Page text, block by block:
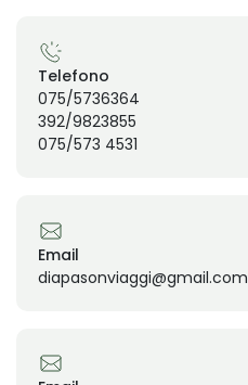
Telefono
075/5736364
392/9823855
075/573 4531
Email
diapasonviaggi@gmail.com